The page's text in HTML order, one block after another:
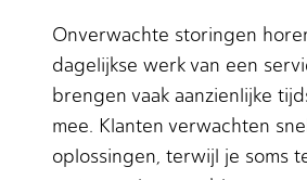
Onverwachte storingen
dagelijkse werk van een
brengen vaak aanzienlijke
mee. Klanten verwachten
oplossingen, terwijl je soms